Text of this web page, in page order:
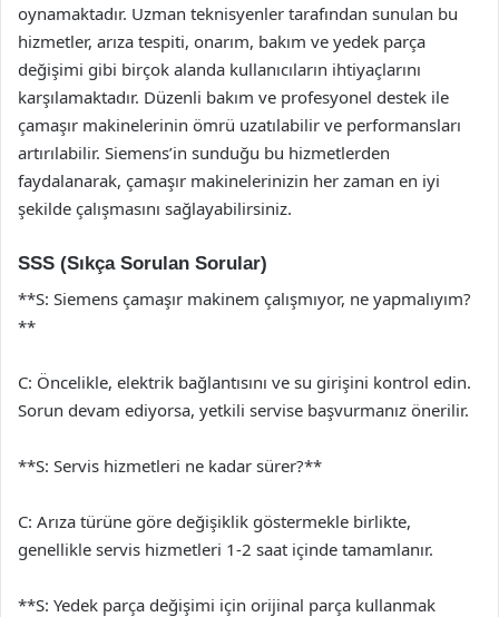
oynamaktadır. Uzman teknisyenler tarafından sunulan bu
hizmetler, arıza tespiti, onarım, bakım ve yedek parça
değişimi gibi birçok alanda kullanıcıların ihtiyaçlarını
karşılamaktadır. Düzenli bakım ve profesyonel destek ile
çamaşır makinelerinin ömrü uzatılabilir ve performansları
artırılabilir. Siemens’in sunduğu bu hizmetlerden
faydalanarak, çamaşır makinelerinizin her zaman en iyi
şekilde çalışmasını sağlayabilirsiniz.
SSS (Sıkça Sorulan Sorular)
**S: Siemens çamaşır makinem çalışmıyor, ne yapmalıyım?
**
C: Öncelikle, elektrik bağlantısını ve su girişini kontrol edin.
Sorun devam ediyorsa, yetkili servise başvurmanız önerilir.
**S: Servis hizmetleri ne kadar sürer?**
C: Arıza türüne göre değişiklik göstermekle birlikte,
genellikle servis hizmetleri 1-2 saat içinde tamamlanır.
**S: Yedek parça değişimi için orijinal parça kullanmak